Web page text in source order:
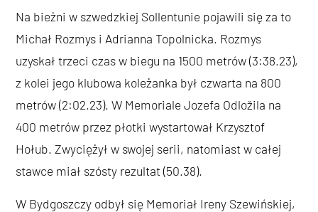
Na bieżni w szwedzkiej Sollentunie pojawili się za to
Michał Rozmys i Adrianna Topolnicka. Rozmys
uzyskał trzeci czas w biegu na 1500 metrów (3:38.23),
z kolei jego klubowa koleżanka był czwarta na 800
metrów (2:02.23). W Memoriale Jozefa Odložila na
400 metrów przez płotki wystartował Krzysztof
Hołub. Zwyciężył w swojej serii, natomiast w całej
stawce miał szósty rezultat (50.38).
W Bydgoszczy odbył się Memoriał Ireny Szewińskiej,